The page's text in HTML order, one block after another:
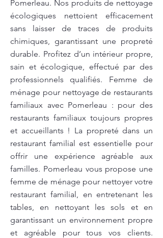
Pomerleau. Nos produits de nettoyage
écologiques nettoient efficacement
sans laisser de traces de produits
chimiques, garantissant une propreté
durable. Profitez d’un intérieur propre,
sain et écologique, effectué par des
professionnels qualifiés. Femme de
ménage pour nettoyage de restaurants
familiaux avec Pomerleau : pour des
restaurants familiaux toujours propres
et accueillants ! La propreté dans un
restaurant familial est essentielle pour
offrir une expérience agréable aux
familles. Pomerleau vous propose une
femme de ménage pour nettoyer votre
restaurant familial, en entretenant les
tables, en nettoyant les sols et en
garantissant un environnement propre
et agréable pour tous vos clients.